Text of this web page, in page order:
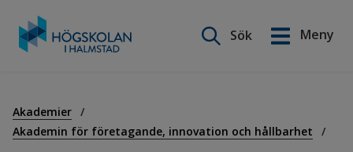
innehåll
Sök
Meny
Akademier
Akademin för företagande, innovation och hållbarhet
English
Utbildning